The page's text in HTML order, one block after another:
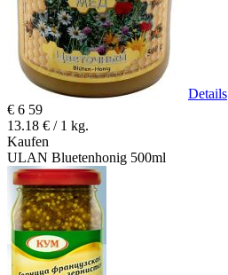
Details
€ 6 59
13.18 € / 1 kg.
Kaufen
ULAN Bluetenhonig 500ml